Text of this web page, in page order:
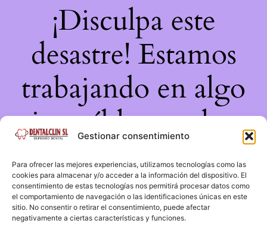
Gestionar consentimiento
Para ofrecer las mejores experiencias, utilizamos tecnologías como las
cookies para almacenar y/o acceder a la información del dispositivo. El
consentimiento de estas tecnologías nos permitirá procesar datos como
el comportamiento de navegación o las identificaciones únicas en este
sitio. No consentir o retirar el consentimiento, puede afectar
negativamente a ciertas características y funciones.
¡Disculpa este
desastre! Estamos
trabajando en algo
increíble, ¡vuelve
pronto!